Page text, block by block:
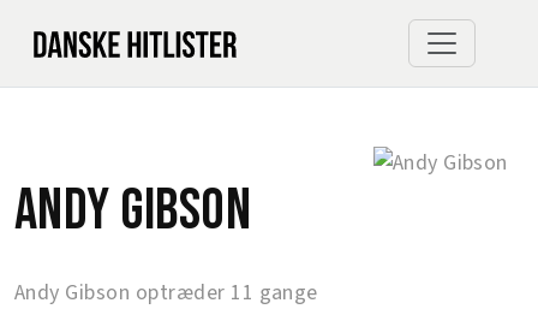
Andy Gibson
Andy Gibson optræder 11 gange